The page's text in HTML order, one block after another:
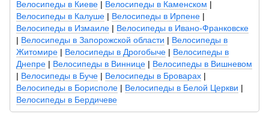
Велосипеды в Киеве | Велосипеды в Каменском |
Велосипеды в Калуше | Велосипеды в Ирпене |
Велосипеды в Измаиле | Велосипеды в Ивано-Франковске
| Велосипеды в Запорожской области | Велосипеды в
Житомире | Велосипеды в Дрогобыче | Велосипеды в
Днепре | Велосипеды в Виннице | Велосипеды в Вишневом
| Велосипеды в Буче | Велосипеды в Броварах |
Велосипеды в Борисполе | Велосипеды в Белой Церкви |
Велосипеды в Бердичеве